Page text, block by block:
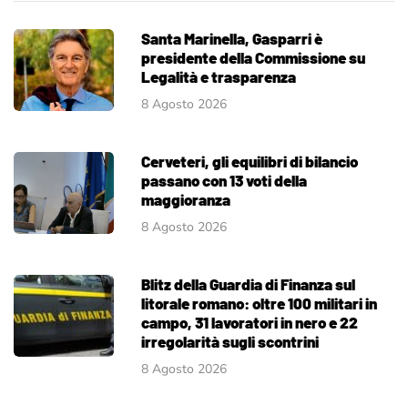
Santa Marinella, Gasparri è
presidente della Commissione su
Legalità e trasparenza
8 Agosto 2026
Cerveteri, gli equilibri di bilancio
passano con 13 voti della
maggioranza
8 Agosto 2026
Blitz della Guardia di Finanza sul
litorale romano: oltre 100 militari in
campo, 31 lavoratori in nero e 22
irregolarità sugli scontrini
8 Agosto 2026